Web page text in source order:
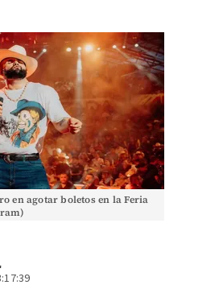
en agotar boletos en la Feria